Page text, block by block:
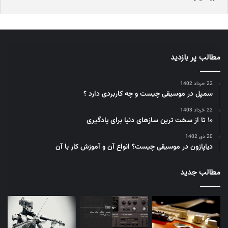
آموزش موسیقی
بهتری از نحوه عملکرد موسیقی داشته باشند و مهارت‌های
آهنگسازی و نوازندگی خود را بهبود بخشند.
مطالب پر بازدید
22 خرداد 1402
سمپل در موسیقی چیست و چه کاربردی دارد ؟
22 خرداد 1403
۱۰ تا از سخت ترین سازهای دنیا برای یادگیری
20 دی 1402
دیاپازون در موسیقی چیست؟ انواع آن و آموزش کار با آن
مطالب جدید